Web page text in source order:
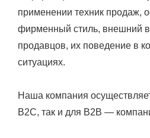
применении техник продаж,
фирменный стиль, внешний
продавцов, их поведение в
ситуациях.
Наша компания
B2C, так и для B2B —